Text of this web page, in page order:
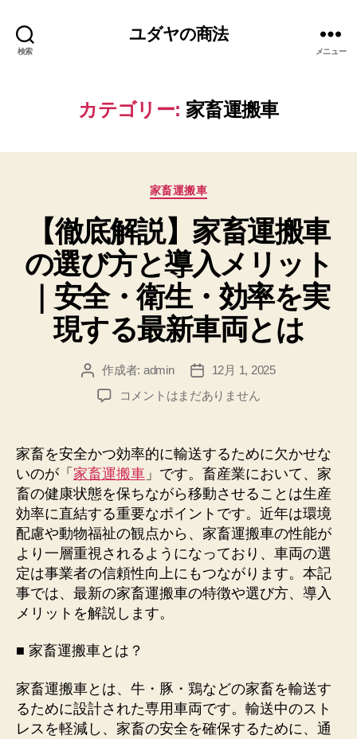
検索
ユダヤの商法
メニュー
カテゴリー: 家畜運搬車
カ
ー
家畜運搬車
【徹底解説】家畜運搬車
の選び方と導入メリット
｜安全・衛生・効率を実
現する最新車両とは
投
稿
作成者: admin
投
稿
日
12月 1, 2025
【徹
説】
家
畜
運
搬
車
の
選
び
方
と
入
リ
ッ
ト
コメントはまだありません
家畜を安全かつ効率的に輸送するために欠かせな
いのが「 家畜運搬車 」です。畜産業において、家
畜の健康状態を保ちながら移動させることは生産
効率に直結する重要なポイントです。近年は環境
配慮や動物福祉の観点から、家畜運搬車の性能が
より一層重視されるようになっており、車両の選
定は事業者の信頼性向上にもつながります。本記
事では、最新の家畜運搬車の特徴や選び方、導入
メリットを解説します。
■ 家畜運搬車とは？
家畜運搬車とは、牛・豚・鶏などの家畜を輸送す
るために設計された専用車両です。輸送中のスト
レスを軽減し、家畜の安全を確保するために、通